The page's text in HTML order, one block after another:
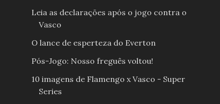
Leia as declarações após o jogo contra o
Vasco
O lance de esperteza do Everton
Pós-Jogo: Nosso freguês voltou!
10 imagens de Flamengo x Vasco - Super
Series